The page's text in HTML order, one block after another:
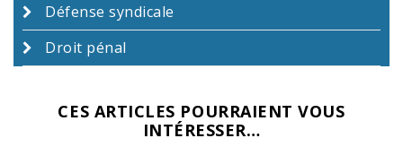
Défense syndicale
Droit pénal
CES ARTICLES POURRAIENT VOUS
INTÉRESSER…